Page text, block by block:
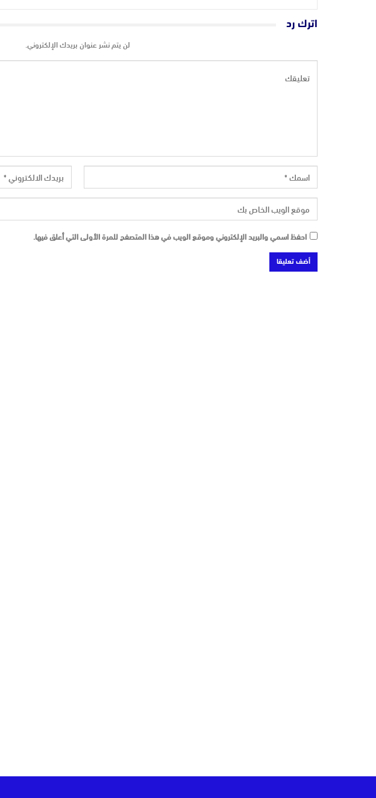
اترك رد
لن يتم نشر عنوان بريدك الإلكتروني.
احفظ اسمي والبريد الإلكتروني وموقع الويب في هذا المتصفح للمرة الأولى التي أعلق فيها.